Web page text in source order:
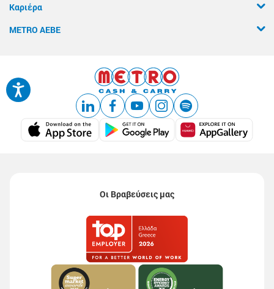
Καριέρα
METRO ΑΕΒΕ
Οι Βραβεύσεις μας